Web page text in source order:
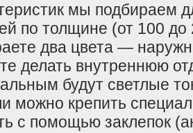
мы подбираем
по толщине (от 100
два цвета —
делать внутреннюю
будут светлые
можно крепить
с помощью заклепок